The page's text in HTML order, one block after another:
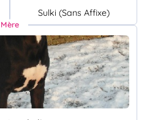
Sulki (Sans Affixe)
Mère